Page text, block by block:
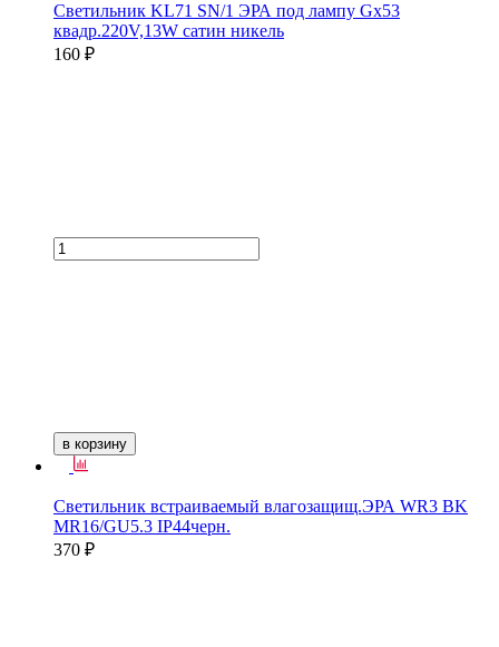
Светильник KL71 SN/1 ЭРА под лампу Gx53
квадр.220V,13W сатин никель
160 ₽
в корзину
Светильник встраиваемый влагозащищ.ЭРА WR3 BK
MR16/GU5.3 IP44черн.
370 ₽